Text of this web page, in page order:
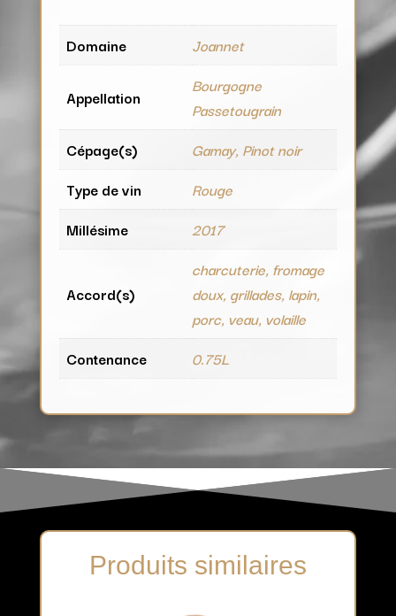
Domaine Joannet
Appellation
Bourgogne
Passetougrain
Cépage(s)
Gamay, Pinot noir
Type de vin
Rouge
Millésime
2017
Accord(s)
charcuterie, fromage
doux, grillades, lapin,
porc, veau, volaille
Contenance
0.75L
Produits similaires